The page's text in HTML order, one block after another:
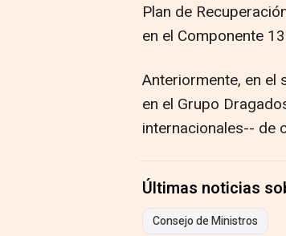
Plan de
en el Componente
Anteriormente, en el
en el Grupo
internacionales-- de
Últimas noticias
Consejo de Ministros